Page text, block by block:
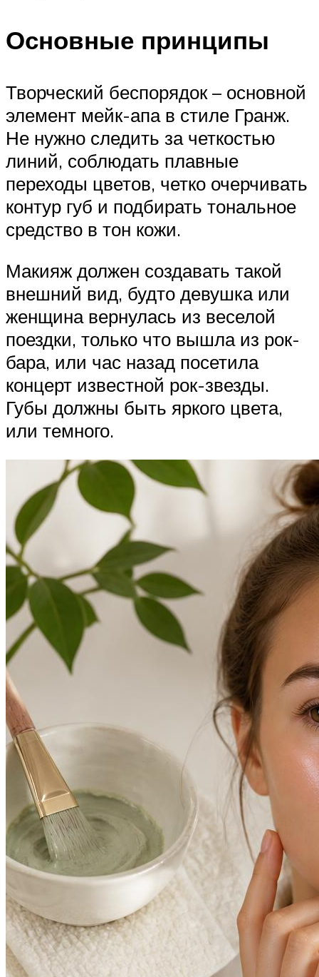
Основные принципы
Творческий беспорядок – основной
элемент мейк-апа в стиле Гранж.
Не нужно следить за четкостью
линий, соблюдать плавные
переходы цветов, четко очерчивать
контур губ и подбирать тональное
средство в тон кожи.
Макияж должен создавать такой
внешний вид, будто девушка или
женщина вернулась из веселой
поездки, только что вышла из рок-
бара, или час назад посетила
концерт известной рок-звезды.
Губы должны быть яркого цвета,
или темного.